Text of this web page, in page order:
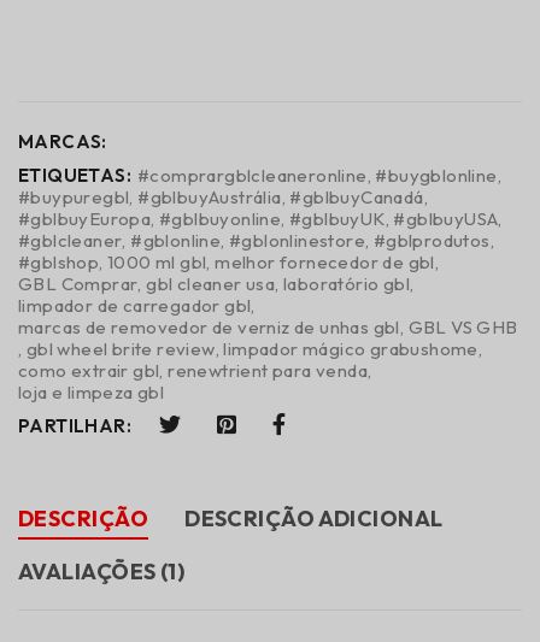
MARCAS:
ETIQUETAS: #comprargblcleaneronline, #buygblonline,
#buypuregbl, #gblbuyAustrália, #gblbuyCanadá,
#gblbuyEuropa, #gblbuyonline, #gblbuyUK, #gblbuyUSA,
#gblcleaner, #gblonline, #gblonlinestore, #gblprodutos,
#gblshop,1000 ml gbl,melhor fornecedor de gbl,
GBL Comprar,gbl cleaner usa,laboratório gbl,
limpador de carregador gbl,
marcas de removedor de verniz de unhas gbl, GBL VS GHB
, gbl wheel brite review,limpador mágico grabushome,
como extrair gbl,renewtrient para venda,
loja e limpeza gbl
PARTILHAR:
DESCRIÇÃO
DESCRIÇÃO ADICIONAL
AVALIAÇÕES (1)